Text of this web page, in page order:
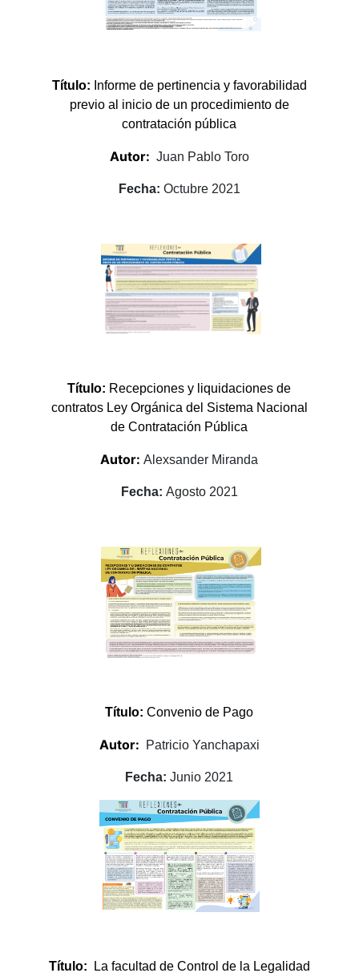
Título: Informe de pertinencia y favorabilidad
previo al inicio de un procedimiento de
contratación pública
Autor: Juan Pablo Toro
Fecha: Octubre 2021
Título: Recepciones y liquidaciones de
contratos Ley Orgánica del Sistema Nacional
de Contratación Pública
Autor:Alexsander Miranda
Fecha: Agosto 2021
Título: Convenio de Pago
Autor: Patricio Yanchapaxi
Fecha: Junio 2021
Título: La facultad de Control de la Legalidad